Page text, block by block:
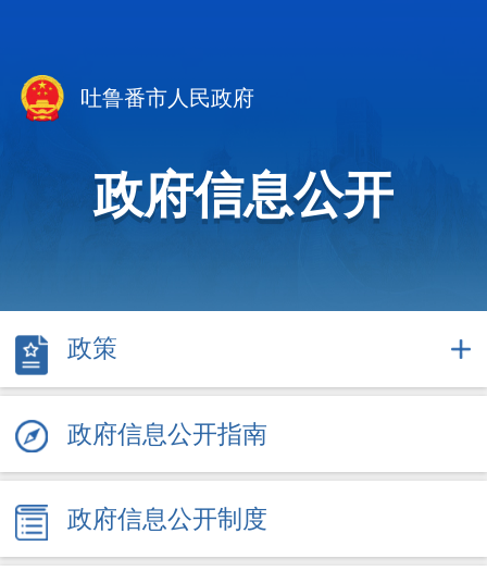
吐鲁番市人民政府
政府信息公开
政策
政府信息公开指南
政府信息公开制度